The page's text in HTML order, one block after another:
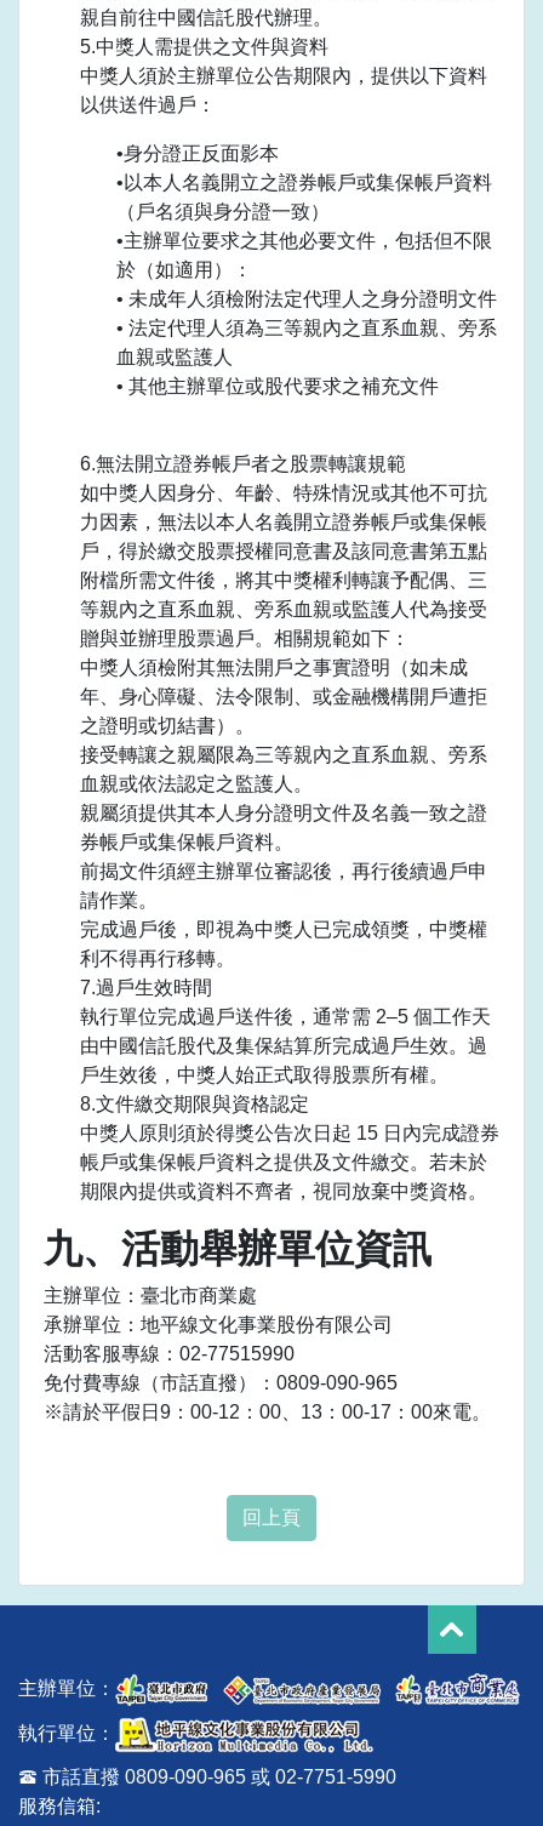
親自前往中國信託股代辦理。
5.中獎人需提供之文件與資料
中獎人須於主辦單位公告期限內，提供以下資料
以供送件過戶：
•身分證正反面影本
•以本人名義開立之證券帳戶或集保帳戶資料
（戶名須與身分證一致）
•主辦單位要求之其他必要文件，包括但不限
於（如適用）：
• 未成年人須檢附法定代理人之身分證明文件
• 法定代理人須為三等親內之直系血親、旁系
血親或監護人
• 其他主辦單位或股代要求之補充文件
6.無法開立證券帳戶者之股票轉讓規範
如中獎人因身分、年齡、特殊情況或其他不可抗
力因素，無法以本人名義開立證券帳戶或集保帳
戶，得於繳交股票授權同意書及該同意書第五點
附檔所需文件後，將其中獎權利轉讓予配偶、三
等親內之直系血親、旁系血親或監護人代為接受
贈與並辦理股票過戶。相關規範如下：
中獎人須檢附其無法開戶之事實證明（如未成
年、身心障礙、法令限制、或金融機構開戶遭拒
之證明或切結書）。
接受轉讓之親屬限為三等親內之直系血親、旁系
血親或依法認定之監護人。
親屬須提供其本人身分證明文件及名義一致之證
券帳戶或集保帳戶資料。
前揭文件須經主辦單位審認後，再行後續過戶申
請作業。
完成過戶後，即視為中獎人已完成領獎，中獎權
利不得再行移轉。
7.過戶生效時間
執行單位完成過戶送件後，通常需 2–5 個工作天
由中國信託股代及集保結算所完成過戶生效。過
戶生效後，中獎人始正式取得股票所有權。
8.文件繳交期限與資格認定
中獎人原則須於得獎公告次日起 15 日內完成證券
帳戶或集保帳戶資料之提供及文件繳交。若未於
期限內提供或資料不齊者，視同放棄中獎資格。
九、活動舉辦單位資訊
主辦單位：臺北市商業處
承辦單位：地平線文化事業股份有限公司
活動客服專線：02-77515990
免付費專線（市話直撥）：0809-090-965
※請於平假日9：00-12：00、13：00-17：00來電。
回上頁
主辦單位：
執行單位：
市話直撥 0809-090-965 或 02-7751-5990
服務信箱: